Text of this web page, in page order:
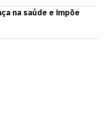
na saúde e impõe